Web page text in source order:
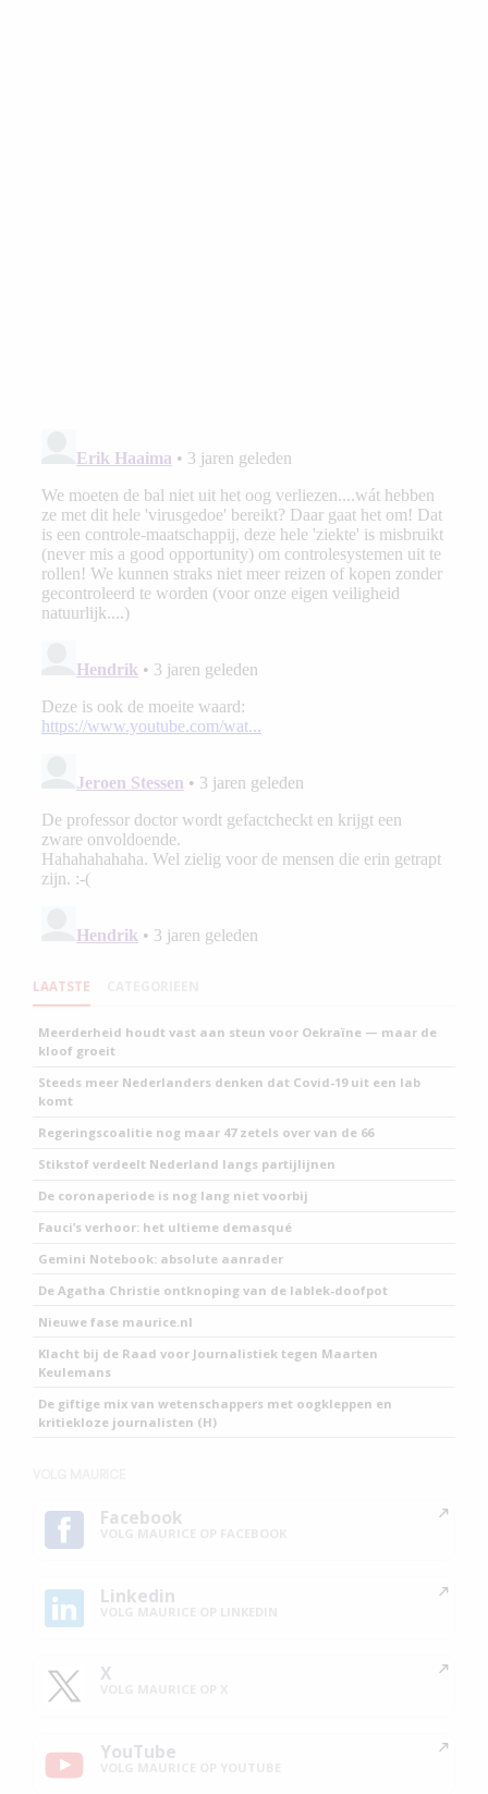
LAATSTE
Meerderheid houdt vast aan steun voor Oekraïne — maar de
kloof groeit
Steeds meer Nederlanders denken dat Covid-19 uit een lab
komt
Regeringscoalitie nog maar 47 zetels over van de 66
Stikstof verdeelt Nederland langs partijlijnen
De coronaperiode is nog lang niet voorbij
Fauci’s verhoor: het ultieme demasqué
Gemini Notebook: absolute aanrader
De Agatha Christie ontknoping van de lablek-doofpot
Nieuwe fase maurice.nl
Klacht bij de Raad voor Journalistiek tegen Maarten
Keulemans
De giftige mix van wetenschappers met oogkleppen en
kritiekloze journalisten (H)
Facebook
Linkedin
X
YouTube